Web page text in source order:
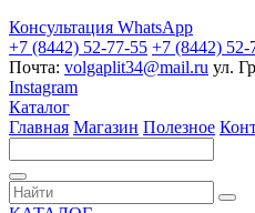
Консультация WhatsApp
+7 (8442) 52-77-55 +7 (8442) 52-
Почта: volgaplit34@mail.ru ул.
Instagram
Каталог
Главная Магазин Полезное